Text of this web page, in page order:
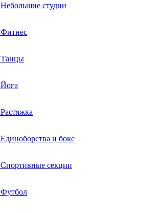
Небольшие студии
Фитнес
Танцы
Йога
Растяжка
Единоборства и бокс
Спортивные секции
Футбол